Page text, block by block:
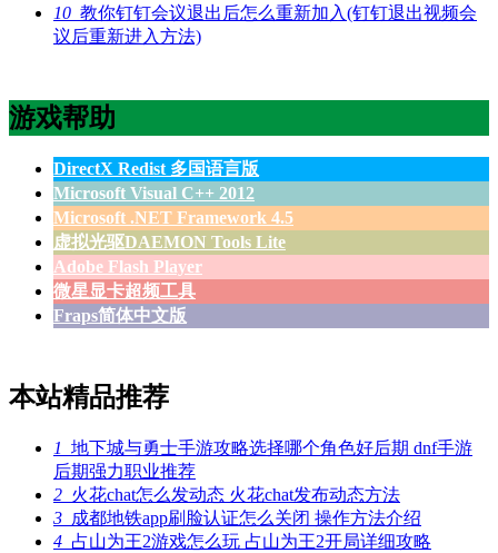
10 教你钉钉会议退出后怎么重新加入(钉钉退出视频会
议后重新进入方法)
游戏帮助
DirectX Redist 多国语言版
Microsoft Visual C++ 2012
Microsoft .NET Framework 4.5
虚拟光驱DAEMON Tools Lite
Adobe Flash Player
微星显卡超频工具
Fraps简体中文版
本站精品推荐
1 地下城与勇士手游攻略选择哪个角色好后期 dnf手游
后期强力职业推荐
2 火花chat怎么发动态 火花chat发布动态方法
3 成都地铁app刷脸认证怎么关闭 操作方法介绍
4 占山为王2游戏怎么玩 占山为王2开局详细攻略